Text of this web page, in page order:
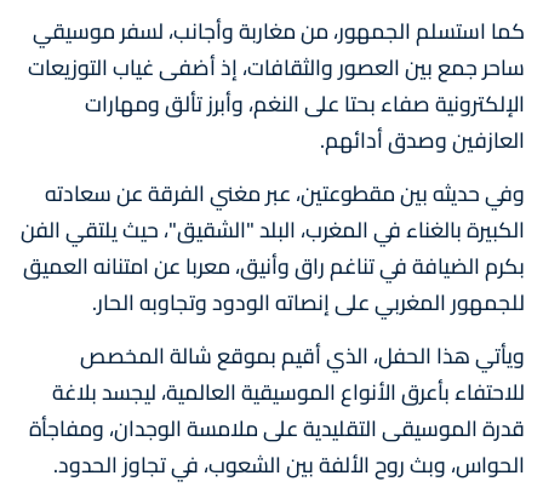
كما استسلم الجمهور، من مغاربة وأجانب، لسفر موسيقي
ساحر جمع بين العصور والثقافات، إذ أضفى غياب التوزيعات
الإلكترونية صفاء بحتا على النغم، وأبرز تألق ومهارات
العازفين وصدق أدائهم.
وفي حديثه بين مقطوعتين، عبر مغني الفرقة عن سعادته
الكبيرة بالغناء في المغرب، البلد "الشقيق"، حيث يلتقي الفن
بكرم الضيافة في تناغم راق وأنيق، معربا عن امتنانه العميق
للجمهور المغربي على إنصاته الودود وتجاوبه الحار.
ويأتي هذا الحفل، الذي أقيم بموقع شالة المخصص
للاحتفاء بأعرق الأنواع الموسيقية العالمية، ليجسد بلاغة
قدرة الموسيقى التقليدية على ملامسة الوجدان، ومفاجأة
الحواس، وبث روح الألفة بين الشعوب، في تجاوز الحدود.